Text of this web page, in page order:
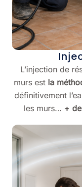
L’injection de
murs est la
définitivement
les murs… +